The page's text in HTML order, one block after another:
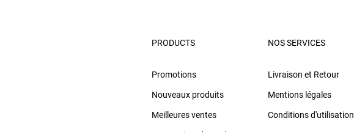
PRODUCTS
Promotions
Nouveaux produits
Meilleures ventes
NOS SERVICES
Livraison et Retour
Mentions légales
Conditions d'utilisation